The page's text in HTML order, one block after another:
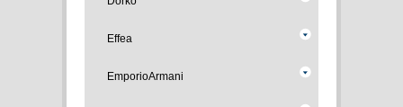
Effea
EmporioArmani